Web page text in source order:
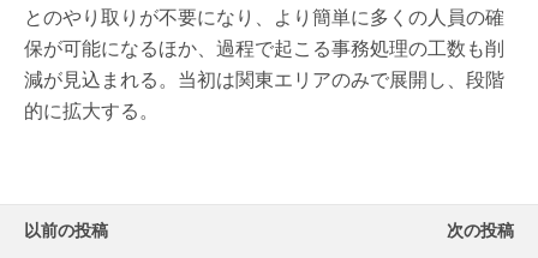
とのやり取りが不要になり、より簡単に多くの人員の確
保が可能になるほか、過程で起こる事務処理の工数も削
減が見込まれる。当初は関東エリアのみで展開し、段階
的に拡大する。
以前の投稿 次の投稿